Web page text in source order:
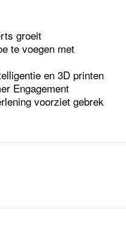
groeit
te voegen met
en 3D printen
Engagement
voorziet gebrek